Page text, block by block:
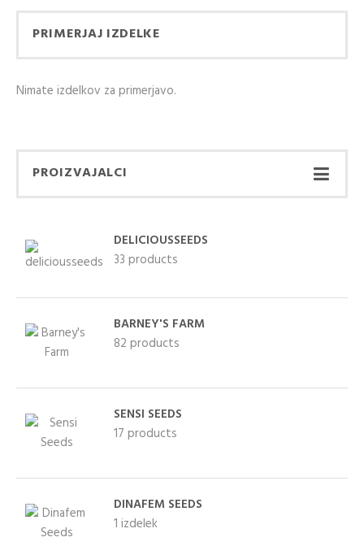
PRIMERJAJ IZDELKE
Nimate izdelkov za primerjavo.
PROIZVAJALCI
DELICIOUSSEEDS
33 products
BARNEY'S FARM
82 products
SENSI SEEDS
17 products
DINAFEM SEEDS
1 izdelek
KUPITE KOT NOV
KUPEC
Ustvarjanje računa ima
KUPITE Z